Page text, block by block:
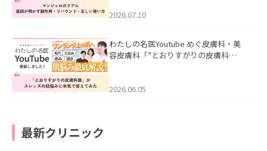
た。
2026.07.10
わたしの名医Youtube めぐ皮膚科・美
容皮膚科「”とおりすがりの皮膚科
2026.06.05
最新クリニック